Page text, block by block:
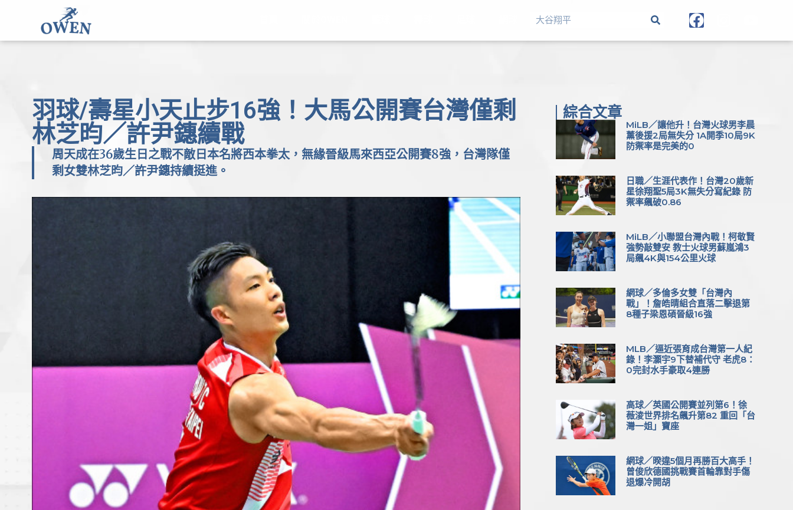
羽球/壽星小天止步16強！大馬公開賽台灣僅剩
林芝昀／許尹鏸續戰
周天成在36歲生日之戰不敵日本名將西本拳太，無緣晉級馬來西亞公開賽8強，台灣隊僅
剩女雙林芝昀／許尹鏸持續挺進。
綜合文章
MiLB／讓他升！台灣火球男李晨
薰後援2局無失分 1A開季10局9K
防禦率是完美的0
日職／生涯代表作！台灣20歲新
星徐翔聖5局3K無失分寫紀錄 防
禦率飆破0.86
MiLB／小聯盟台灣內戰！柯敬賢
強勢敲雙安 教士火球男蘇嵐鴻3
局飆4K與154公里火球
網球／多倫多女雙「台灣內
戰」！詹皓晴組合直落二擊退第
8種子梁恩碩晉級16強
MLB／逼近張育成台灣第一人紀
錄！李灝宇9下替補代守 老虎8：
0完封水手豪取4連勝
高球／英國公開賽並列第6！徐
薇淩世界排名飆升第82 重回「台
灣一姐」寶座
網球／暌違5個月再勝百大高手！
曾俊欣德國挑戰賽首輪靠對手傷
退爆冷開胡